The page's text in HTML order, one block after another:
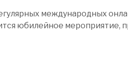
международных
юбилейное